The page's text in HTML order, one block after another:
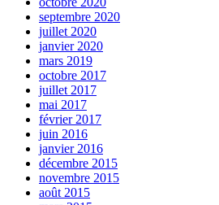
septembre 2020
juillet 2020
janvier 2020
mars 2019
octobre 2017
juillet 2017
mai 2017
février 2017
juin 2016
janvier 2016
décembre 2015
novembre 2015
août 2015